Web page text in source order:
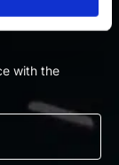
with the